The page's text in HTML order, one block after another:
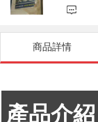
󰃨
商品詳情
產品介紹